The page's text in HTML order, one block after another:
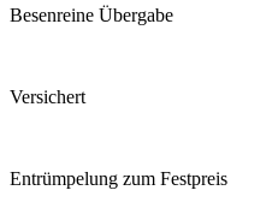
Besenreine Übergabe
Versichert
Entrümpelung zum Festpreis